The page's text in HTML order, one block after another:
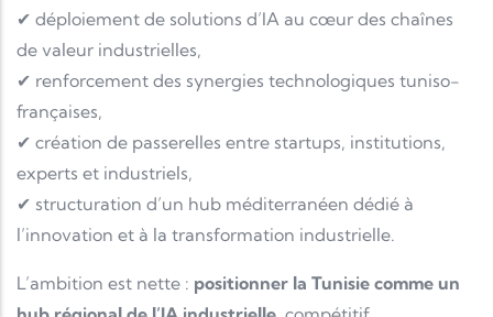
✔ déploiement de solutions d’IA au cœur des chaînes
de valeur industrielles,
✔ renforcement des synergies technologiques tuniso-
françaises,
✔ création de passerelles entre startups, institutions,
experts et industriels,
✔ structuration d’un hub méditerranéen dédié à
l’innovation et à la transformation industrielle.
L’ambition est nette : positionner la Tunisie comme un